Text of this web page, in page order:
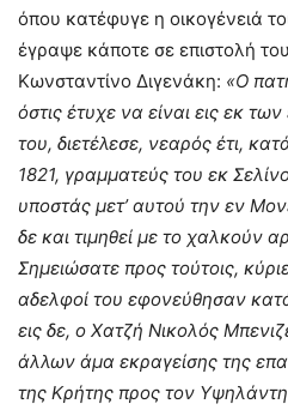
όπου κατέφυγε η οικογένειά
έγραψε κάποτε σε επιστολή
Κωνσταντίνο Διγενάκη: «Ο
όστις έτυχε να είναι εις εκ
του, διετέλεσε, νεαρός έτι,
1821, γραμματεύς του εκ
υποστάς μετ’ αυτού την εν
δε και τιμηθεί με το χαλκούν
Σημειώσατε προς τούτοις,
αδελφοί του εφονεύθησαν
εις δε, ο Χατζή Νικολός
άλλων άμα εκραγείσης της
της Κρήτης προς τον